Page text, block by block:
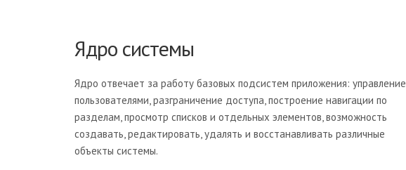
Ядро системы
Ядро отвечает за работу базовых подсистем приложения: управление
пользователями, разграничение доступа, построение навигации по
разделам, просмотр списков и отдельных элементов, возможность
создавать, редактировать, удалять и восстанавливать различные
объекты системы.